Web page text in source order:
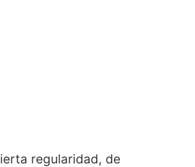
regularidad, de